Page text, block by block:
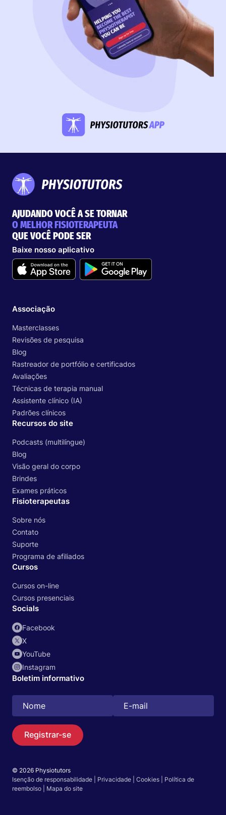
Buscar
AJUDANDO VOCÊ A SE TORNAR
O MELHOR FISIOTERAPEUTA
QUE VOCÊ PODE SER
Baixe nosso aplicativo
Associação
Masterclasses
Revisões de pesquisa
Blog
Rastreador de portfólio e certificados
Avaliações
Técnicas de terapia manual
Assistente clínico (IA)
Padrões clínicos
Recursos do site
Podcasts (multilíngue)
Blog
Visão geral do corpo
Brindes
Exames práticos
Fisioterapeutas
Sobre nós
Contato
Suporte
Programa de afiliados
Cursos
Cursos on-line
Cursos presenciais
Socials
Facebook
X
YouTube
Instagram
Boletim informativo
Registrar-se
© 2026 Physiotutors
Isenção de responsabilidade
Privacidade Cookies
Política de
reembolso
Mapa do site